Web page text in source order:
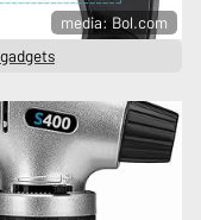
media: Bol.com